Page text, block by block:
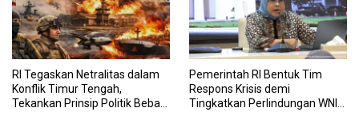
RI Tegaskan Netralitas dalam
Konflik Timur Tengah,
Tekankan Prinsip Politik Bebas
Pemerintah RI Bentuk Tim
Respons Krisis demi
Tingkatkan Perlindungan WNI